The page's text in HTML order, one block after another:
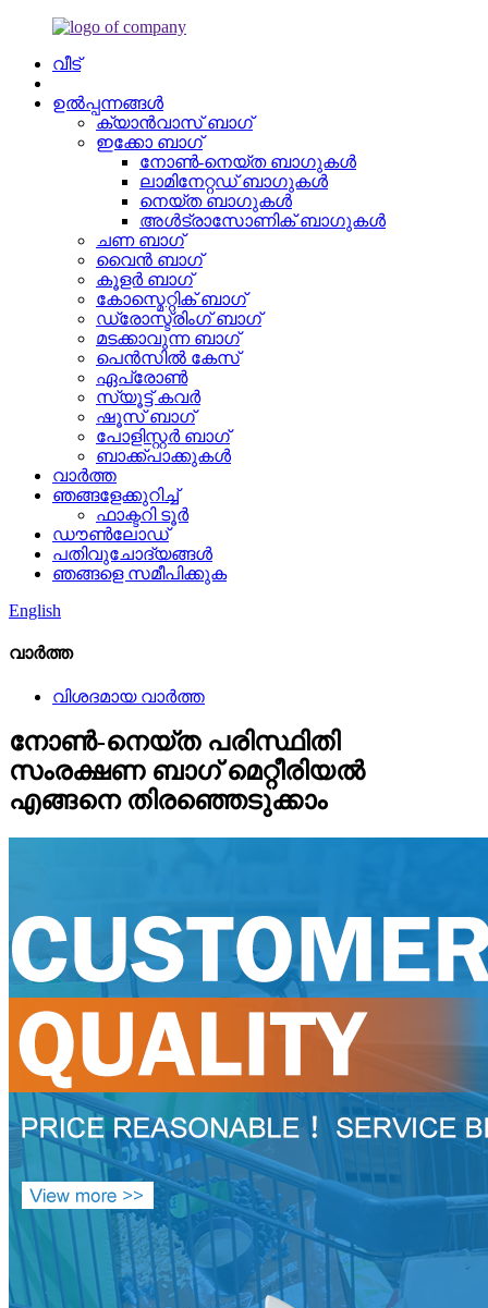
വീട്
ഉൽപ്പന്നങ്ങൾ
ക്യാൻവാസ് ബാഗ്
ഇക്കോ ബാഗ്
നോൺ-നെയ്ത ബാഗുകൾ
ലാമിനേറ്റഡ് ബാഗുകൾ
നെയ്ത ബാഗുകൾ
അൾട്രാസോണിക് ബാഗുകൾ
ചണ ബാഗ്
വൈൻ ബാഗ്
കൂളർ ബാഗ്
കോസ്മെറ്റിക് ബാഗ്
ഡ്രോസ്ട്രിംഗ് ബാഗ്
മടക്കാവുന്ന ബാഗ്
പെൻസിൽ കേസ്
ഏപ്രോൺ
സ്യൂട്ട് കവർ
ഷൂസ് ബാഗ്
പോളിസ്റ്റർ ബാഗ്
ബാക്ക്പാക്കുകൾ
വാർത്ത
ഞങ്ങളേക്കുറിച്ച്
ഫാക്ടറി ടൂർ
ഡൗൺലോഡ്
പതിവുചോദ്യങ്ങൾ
ഞങ്ങളെ സമീപിക്കുക
English
വാർത്ത
വിശദമായ വാർത്ത
നോൺ-നെയ്ത പരിസ്ഥിതി
സംരക്ഷണ ബാഗ് മെറ്റീരിയൽ
എങ്ങനെ തിരഞ്ഞെടുക്കാം